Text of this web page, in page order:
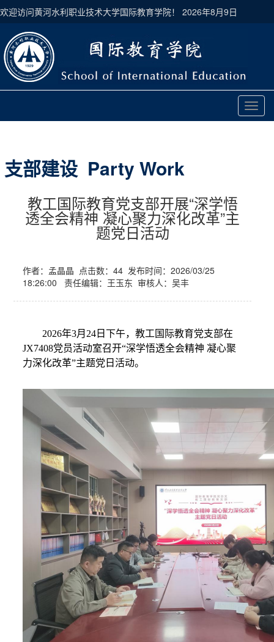
欢迎访问黄河水利职业技术大学国际教育学院！ 2026年8月9日
切
换
支部建设 Party Work
教工国际教育党支部开展“深学悟
透全会精神 凝心聚力深化改革”主
题党日活动
作者：孟晶晶 点击数： 44 发布时间：2026/03/25
18:26:00 责任编辑：王玉东 审核人：吴丰
2026年3月 24 日下午，教工国际教育党支部在
JX7408党员活动室召开“深学悟透全会精神 凝心聚
力深化改革”主题党日活动。